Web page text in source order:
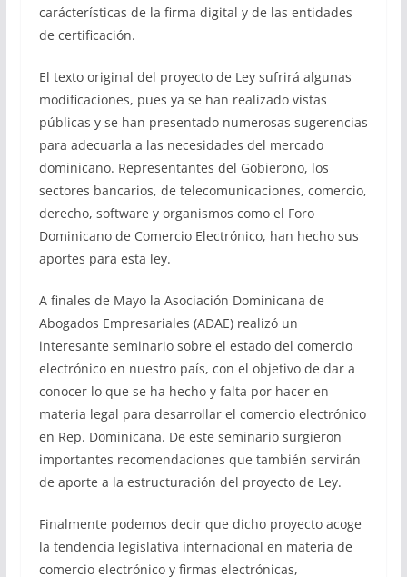
carácterísticas de la firma digital y de las entidades
de certificación.
El texto original del proyecto de Ley sufrirá algunas
modificaciones, pues ya se han realizado vistas
públicas y se han presentado numerosas sugerencias
para adecuarla a las necesidades del mercado
dominicano. Representantes del Gobierono, los
sectores bancarios, de telecomunicaciones, comercio,
derecho, software y organismos como el Foro
Dominicano de Comercio Electrónico, han hecho sus
aportes para esta ley.
A finales de Mayo la Asociación Dominicana de
Abogados Empresariales (ADAE) realizó un
interesante seminario sobre el estado del comercio
electrónico en nuestro país, con el objetivo de dar a
conocer lo que se ha hecho y falta por hacer en
materia legal para desarrollar el comercio electrónico
en Rep. Dominicana. De este seminario surgieron
importantes recomendaciones que también servirán
de aporte a la estructuración del proyecto de Ley.
Finalmente podemos decir que dicho proyecto acoge
la tendencia legislativa internacional en materia de
comercio electrónico y firmas electrónicas,